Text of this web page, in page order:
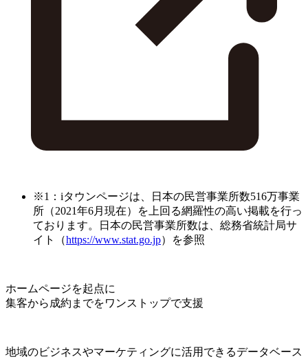
※1：iタウンページは、日本の民営事業所数516万事業
所（2021年6月現在）を上回る網羅性の高い掲載を行っ
ております。日本の民営事業所数は、総務省統計局サ
イト（https://www.stat.go.jp）を参照
ホームページを起点に
集客から成約までをワンストップで支援
地域のビジネスやマーケティングに活用できるデータベース